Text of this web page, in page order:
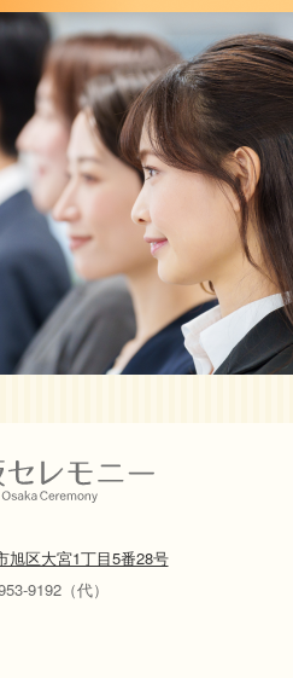
旭区大宮1丁目5番28号
9192（代）